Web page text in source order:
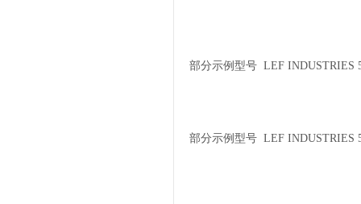
部分示例型号 LEF INDUSTRIES
部分示例型号 LEF INDUSTRIES